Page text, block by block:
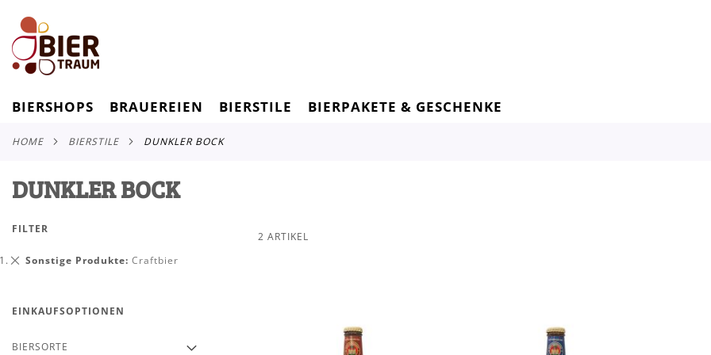
BIERSHOPS BRAUEREIEN BIERSTILE BIERPAKETE & GESCHENKE
HOME BIERSTILE DUNKLER BOCK
DUNKLER BOCK
2 ARTIKEL
FILTER
Sonstige Produkte Craftbier
Dies
EINKAUFSOPTIONEN
BIERSORTE